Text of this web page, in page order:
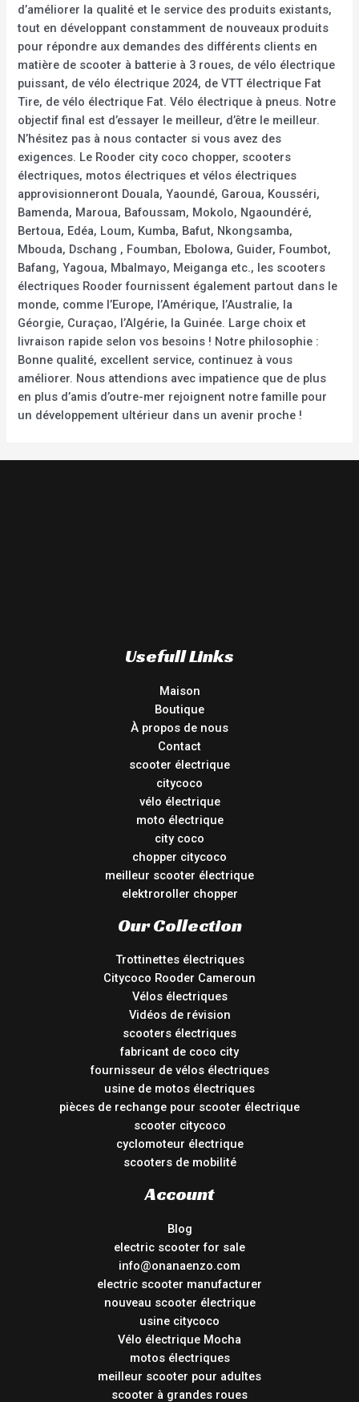
d’améliorer la qualité et le service des produits existants,
tout en développant constamment de nouveaux produits
pour répondre aux demandes des différents clients en
matière de scooter à batterie à 3 roues, de vélo électrique
puissant, de vélo électrique 2024, de VTT électrique Fat
Tire, de vélo électrique Fat. Vélo électrique à pneus. Notre
objectif final est d’essayer le meilleur, d’être le meilleur.
N’hésitez pas à nous contacter si vous avez des
exigences. Le Rooder city coco chopper, scooters
électriques, motos électriques et vélos électriques
approvisionneront Douala, Yaoundé, Garoua, Kousséri,
Bamenda, Maroua, Bafoussam, Mokolo, Ngaoundéré,
Bertoua, Edéa, Loum, Kumba, Bafut, Nkongsamba,
Mbouda, Dschang , Foumban, Ebolowa, Guider, Foumbot,
Bafang, Yagoua, Mbalmayo, Meiganga etc., les scooters
électriques Rooder fournissent également partout dans le
monde, comme l’Europe, l’Amérique, l’Australie, la
Géorgie, Curaçao, l’Algérie, la Guinée. Large choix et
livraison rapide selon vos besoins ! Notre philosophie :
Bonne qualité, excellent service, continuez à vous
améliorer. Nous attendions avec impatience que de plus
en plus d’amis d’outre-mer rejoignent notre famille pour
un développement ultérieur dans un avenir proche !
Usefull Links
Maison
Boutique
À propos de nous
Contact
scooter électrique
citycoco
vélo électrique
moto électrique
city coco
chopper citycoco
meilleur scooter électrique
elektroroller chopper
Our Collection
Trottinettes électriques
Citycoco Rooder Cameroun
Vélos électriques
Vidéos de révision
scooters électriques
fabricant de coco city
fournisseur de vélos électriques
usine de motos électriques
pièces de rechange pour scooter électrique
scooter citycoco
cyclomoteur électrique
scooters de mobilité
Account
Blog
electric scooter for sale
info@onanaenzo.com
electric scooter manufacturer
nouveau scooter électrique
usine citycoco
Vélo électrique Mocha
motos électriques
meilleur scooter pour adultes
scooter à grandes roues